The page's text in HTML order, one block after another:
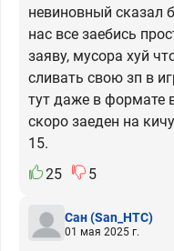
невиновный сказал
нас все заебись
заяву, мусора хуй
сливать свою зп в
тут даже в формате
скоро заеден на
15.
25
5
Сан(San_HTC)
01 мая 2025 г.